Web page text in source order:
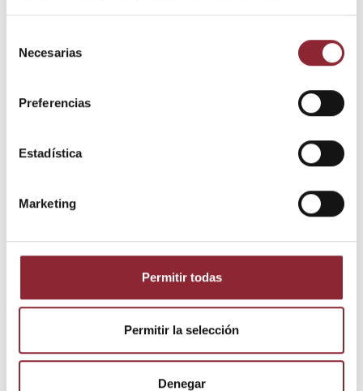
Necesarias
Preferencias
Estadística
Marketing
Permitir todas
Permitir la selección
Denegar
Entrega 24/72h
Detalles del producto